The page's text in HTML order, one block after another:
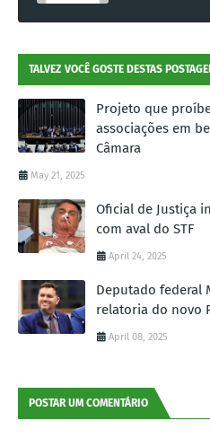
TALVEZ VOCÊ GOSTE DESTAS
Projeto que
associações em
Câmara
May 21, 2025
Oficial de Justiça
com aval do STF
April 24, 2025
Deputado federal
relatoria do novo
April 08, 2025
POSTAR UM COMENTÁRIO